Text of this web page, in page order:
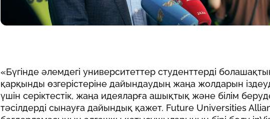
«Бүгінде әлемдегі университеттер студенттерді
қарқынды өзгерістеріне дайындаудың жаңа жолдарын
үшін серіктестік, жаңа идеяларға ашықтық және білім
тәсілдерді сынауға дайындық қажет. Future Universities